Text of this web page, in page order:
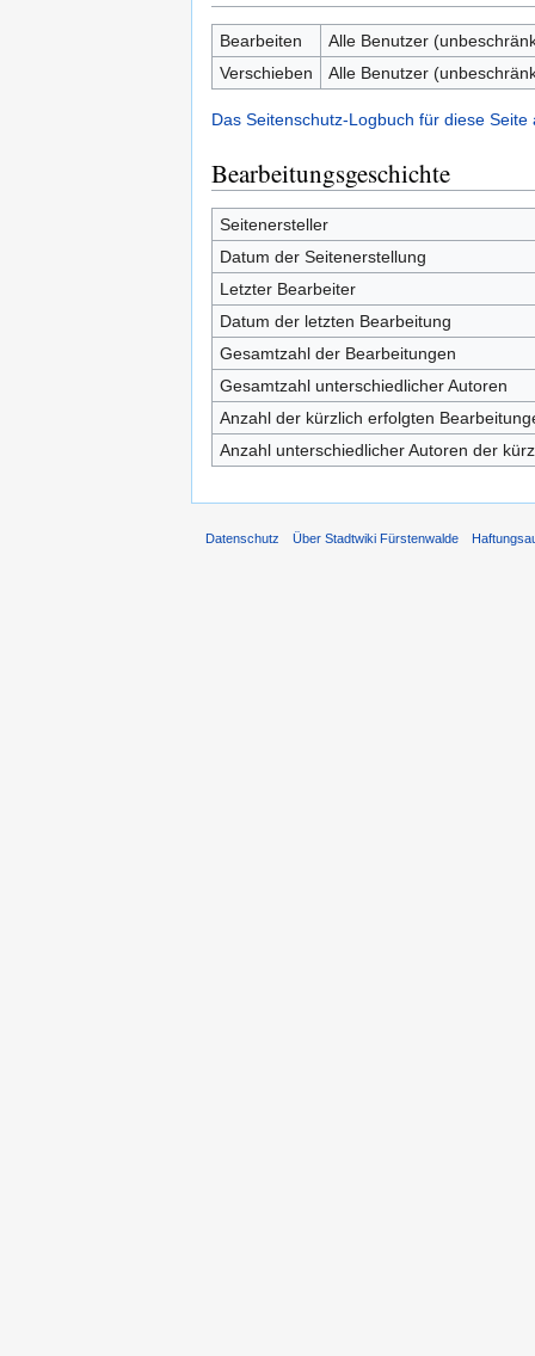
Bearbeiten
Alle Benutzer
Verschieben
Alle Benutzer
Das Seitenschutz-Logbuch für diese Seite
Bearbeitungsgeschichte
Seitenersteller
Datum der Seitenerstellung
Letzter Bearbeiter
Datum der letzten Bearbeitung
Gesamtzahl der Bearbeitungen
Gesamtzahl unterschiedlicher Autoren
Anzahl der kürzlich erfolgten
Anzahl unterschiedlicher Autoren der
Datenschutz Über Stadtwiki Fürstenwalde